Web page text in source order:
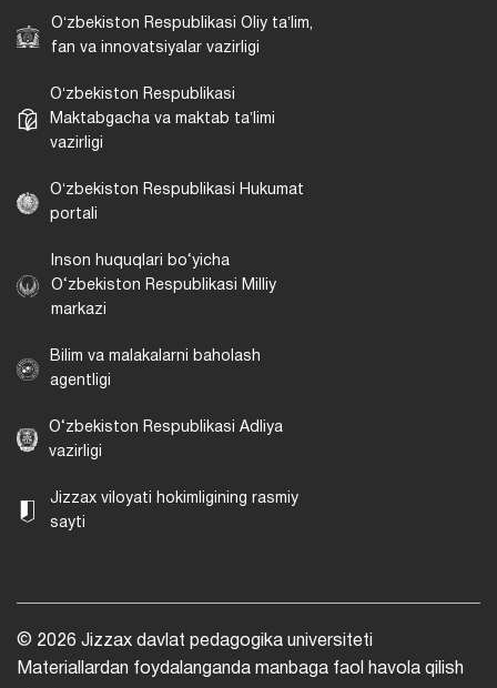
Oʻzbekiston Respublikasi Oliy taʼlim,
fan va innovatsiyalar vazirligi
Oʻzbekiston Respublikasi
Maktabgacha va maktab taʼlimi
vazirligi
Oʻzbekiston Respublikasi Hukumat
portali
Inson huquqlari bo‘yicha
O‘zbekiston Respublikasi Milliy
markazi
Bilim va malakalarni baholash
agentligi
O‘zbekiston Respublikasi Adliya
vazirligi
Jizzax viloyati hokimligining rasmiy
sayti
© 2026 Jizzax davlat pedagogika universiteti
Materiallardan foydalanganda manbaga faol havola qilish